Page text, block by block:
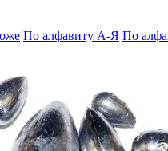
По алфавиту А-Я По